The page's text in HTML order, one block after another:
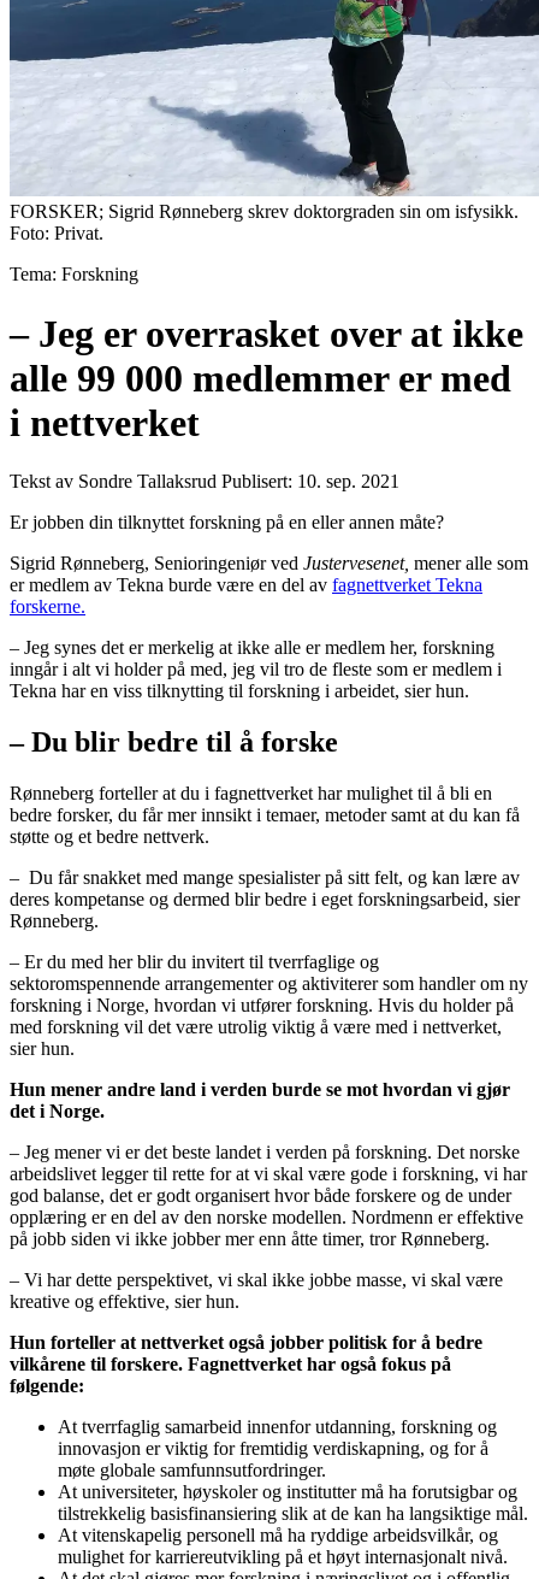
FORSKER; Sigrid Rønneberg skrev doktorgraden sin om isfysikk.
Foto: Privat.
Tema: Forskning
– Jeg er overrasket over at ikke
alle 99 000 medlemmer er med
i nettverket
Tekst av Sondre Tallaksrud Publisert: 10. sep. 2021
Er jobben din tilknyttet forskning på en eller annen måte?
Sigrid Rønneberg, Senioringeniør ved Justervesenet, mener alle som
er medlem av Tekna burde være en del av fagnettverket Tekna
forskerne.
– Jeg synes det er merkelig at ikke alle er medlem her, forskning
inngår i alt vi holder på med, jeg vil tro de fleste som er medlem i
Tekna har en viss tilknytting til forskning i arbeidet, sier hun.
– Du blir bedre til å forske
Rønneberg forteller at du i fagnettverket har mulighet til å bli en
bedre forsker, du får mer innsikt i temaer, metoder samt at du kan få
støtte og et bedre nettverk.
– Du får snakket med mange spesialister på sitt felt, og kan lære av
deres kompetanse og dermed blir bedre i eget forskningsarbeid, sier
Rønneberg.
– Er du med her blir du invitert til tverrfaglige og
sektoromspennende arrangementer og aktiviterer som handler om ny
forskning i Norge, hvordan vi utfører forskning. Hvis du holder på
med forskning vil det være utrolig viktig å være med i nettverket,
sier hun.
Hun mener andre land i verden burde se mot hvordan vi gjør
det i Norge.
– Jeg mener vi er det beste landet i verden på forskning. Det norske
arbeidslivet legger til rette for at vi skal være gode i forskning, vi har
god balanse, det er godt organisert hvor både forskere og de under
opplæring er en del av den norske modellen. Nordmenn er effektive
på jobb siden vi ikke jobber mer enn åtte timer, tror Rønneberg.
– Vi har dette perspektivet, vi skal ikke jobbe masse, vi skal være
kreative og effektive, sier hun.
Hun forteller at nettverket også jobber politisk for å bedre
vilkårene til forskere. Fagnettverket har også fokus på
følgende:
At tverrfaglig samarbeid innenfor utdanning, forskning og
innovasjon er viktig for fremtidig verdiskapning, og for å
møte globale samfunnsutfordringer.
At universiteter, høyskoler og institutter må ha forutsigbar og
tilstrekkelig basisfinansiering slik at de kan ha langsiktige mål.
At vitenskapelig personell må ha ryddige arbeidsvilkår, og
mulighet for karriereutvikling på et høyt internasjonalt nivå.